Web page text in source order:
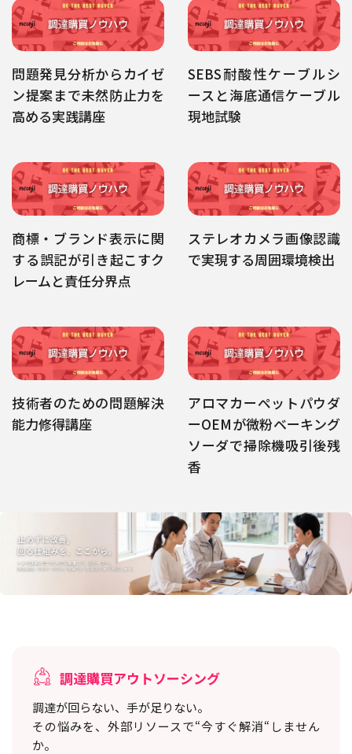
問題発見分析からカイゼ
ン提案まで未然防止力を
高める実践講座
SEBS耐酸性ケーブルシ
ースと海底通信ケーブル
現地試験
商標・ブランド表示に関
する誤記が引き起こすク
レームと責任分界点
ステレオカメラ画像認識
で実現する周囲環境検出
技術者のための問題解決
能力修得講座
アロマカーペットパウダ
ーOEMが微粉ベーキング
ソーダで掃除機吸引後残
香
調達購買アウトソーシング
調達が回らない、手が足りない。
その悩みを、外部リソースで“今すぐ解消“しません
か。